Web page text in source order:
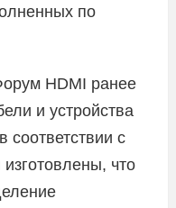
по
HDMI ранее
и устройства
соответствии с
что